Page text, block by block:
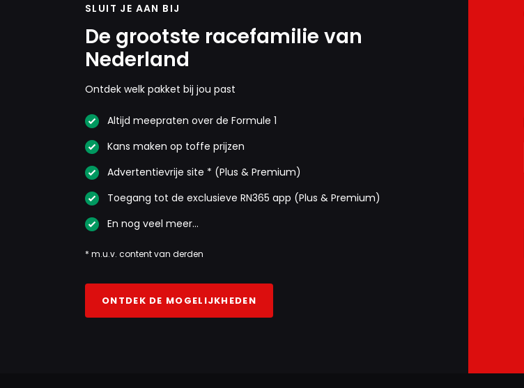
SLUIT JE AAN BIJ
De grootste racefamilie van
Nederland
Ontdek welk pakket bij jou past
Altijd meepraten over de Formule 1
Kans maken op toffe prijzen
Advertentievrije site * (Plus & Premium)
Toegang tot de exclusieve RN365 app (Plus & Premium)
En nog veel meer…
* m.u.v. content van derden
ONTDEK DE MOGELIJKHEDEN